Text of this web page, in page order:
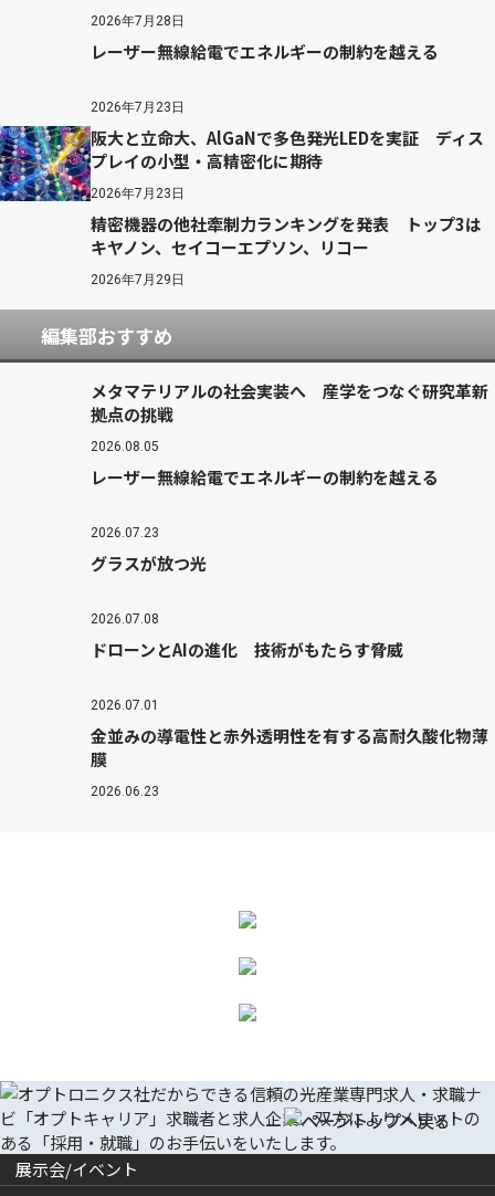
2026年7月28日
レーザー無線給電でエネルギーの制約を越える
2026年7月23日
阪大と立命大、AlGaNで多色発光LEDを実証 ディス
プレイの小型・高精密化に期待
2026年7月23日
精密機器の他社牽制力ランキングを発表 トップ3は
キヤノン、セイコーエプソン、リコー
2026年7月29日
編集部おすすめ
メタマテリアルの社会実装へ 産学をつなぐ研究革新
拠点の挑戦
2026.08.05
レーザー無線給電でエネルギーの制約を越える
2026.07.23
グラスが放つ光
2026.07.08
ドローンとAIの進化 技術がもたらす脅威
2026.07.01
金並みの導電性と赤外透明性を有する高耐久酸化物薄
膜
2026.06.23
展示会/イベント